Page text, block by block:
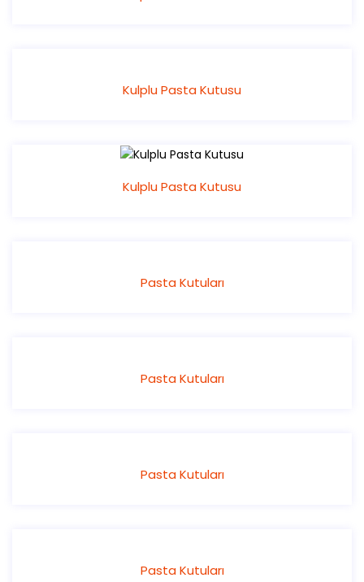
Kulplu Pasta Kutusu
Kulplu Pasta Kutusu
Pasta Kutuları
Pasta Kutuları
Pasta Kutuları
Pasta Kutuları